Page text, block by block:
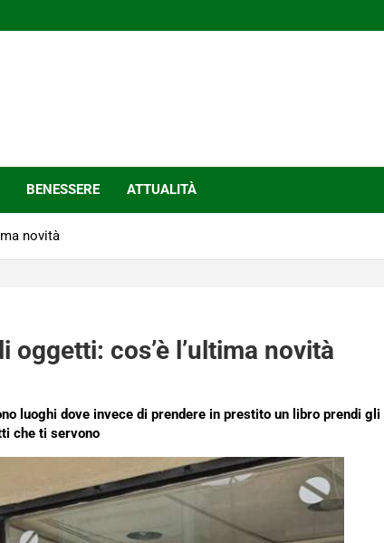
BENESSERE ATTUALITÀ
novità
cos’è l’ultima novità
luoghi dove invece di prendere in prestito un libro prendi gli
che ti servono